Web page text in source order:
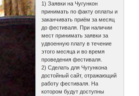
1) Заявки на Чугункон
принимать по факту оплаты и
заканчивать приём за месяц
до фестиваля. При наличии
мест принимать заявки за
удвоенную плату в течение
этого месяца и во время
проведения фестиваля.
2) Сделать для Чугункона
достойный сайт, отражающий
работу фестиваля. На
котором будут доступны